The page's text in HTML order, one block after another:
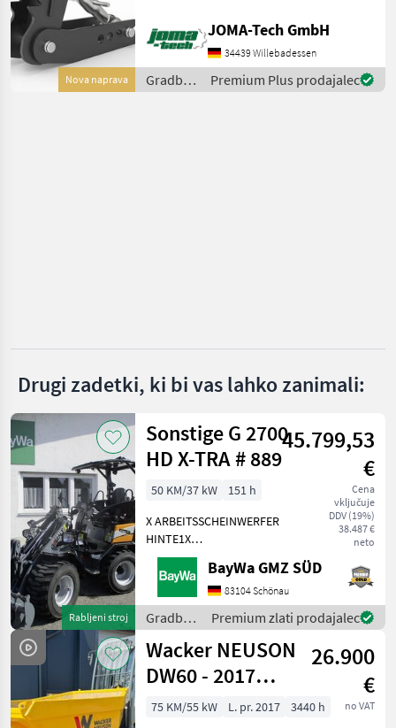
BIG
Kinshofer
Nova naprava
Allrounder für Verlade- und
Sortierarbeiten wie Holz,
Steine usw.,
JOMA-Tech GmbH
34439 Willebadessen
Gradbeni
stroji /
Premium Plus prodajalec
Drugi zadetki, ki bi vas lahko zanimali:
Rabljeni stroj
Sonstige G 2700
HD X-TRA # 889
45.799,53
€
Cena
vključuje
DDV (19%)
38.487 €
neto
50 KM/37 kW
151 h
X ARBEITSSCHEINWERFER
HINTE1X
ARBEITSSCHEINWERFER
VORNE1X
HECKGEWICHTSPLATTE 62
KG1X
HYDRAULIKKREISLAUF
DPPPEL31X15.50-15
SKIDDATENBESCHEINIGUNG
BRD 20 KMDRUCKFREIER
BayWa GMZ SÜD
83104 Schönau
Gradbeni
stroji /
Sonstige
Premium zlati prodajalec
Wacker NEUSON
DW60 - 2017
YEAR - 3440
26.900
€
no VAT
75 KM/55 kW L. pr. 2017
3440 h